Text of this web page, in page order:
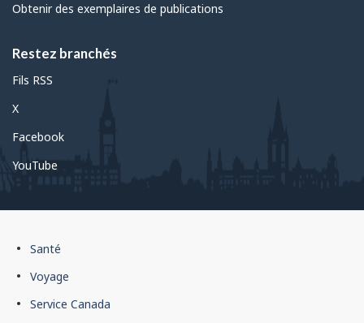
Obtenir des exemplaires de publications
Restez branchés
Fils RSS
X
Facebook
YouTube
Pied
de
du
Santé
Voyage
Service Canada